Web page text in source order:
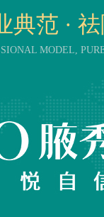
典范 ·
MODEL,